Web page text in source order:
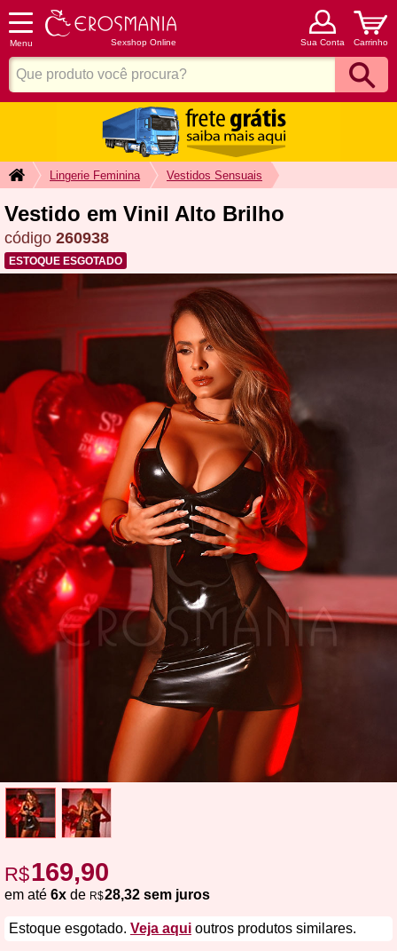
Menu Sexshop Online Sua Conta Carrinho
Lingerie Feminina Vestidos Sensuais
Vestido em Vinil Alto Brilho
código 260938
ESTOQUE ESGOTADO
R$169,90
em até 6x de R$28,32 sem juros
Estoque esgotado. Veja aqui outros produtos similares.